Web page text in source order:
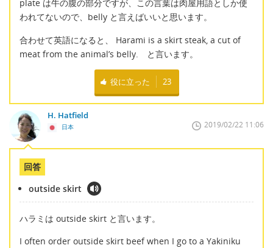
plate は牛の腹の部分ですが、この言葉は肉屋用語としか使
われてないので、belly と言えばいいと思います。
合わせて英語になると、 Harami is a skirt steak, a cut of
meat from the animal’s belly. と言います。
役に立った 23
H. Hatfield
日本 2019/02/22 11:06
回答
outside skirt
ハラミは outside skirt と言います。
I often order outside skirt beef when I go to a Yakiniku